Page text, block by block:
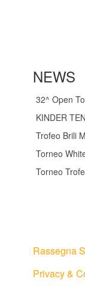
NEWS
32^ Open
KINDER
Trofeo Brili
Torneo
Torneo
Rassegna
Privacy &